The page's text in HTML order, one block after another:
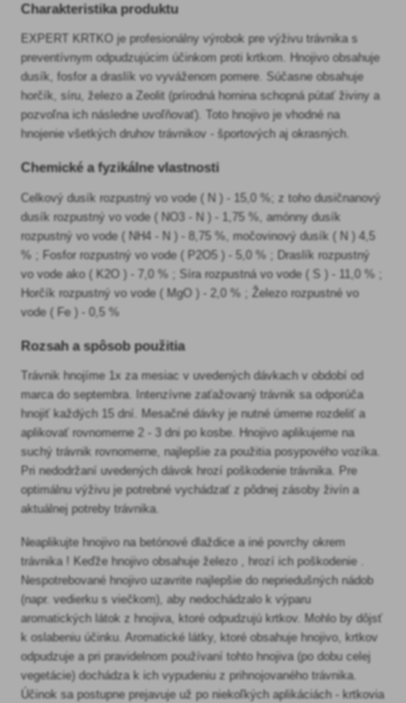
Charakteristika produktu
EXPERT KRTKO je profesionálny výrobok pre výživu trávnika s
preventívnym odpudzujúcim účinkom proti krtkom. Hnojivo obsahuje
dusík, fosfor a draslík vo vyváženom pomere. Súčasne obsahuje
horčík, síru, železo a Zeolit ​​(prírodná hornina schopná pútať živiny a
pozvoľna ich následne uvoľňovať). Toto hnojivo je vhodné na
hnojenie všetkých druhov trávnikov - športových aj okrasných.
Chemické a fyzikálne vlastnosti
Celkový dusík rozpustný vo vode ( N ) - 15,0 %; z toho dusičnanový
dusík rozpustný vo vode ( NO3 - N ) - 1,75 %, amónny dusík
rozpustný vo vode ( NH4 - N ) - 8,75 %, močovinový dusík ( N ) 4,5
% ; Fosfor rozpustný vo vode ( P2O5 ) - 5,0 % ; Draslík rozpustný
vo vode ako ( K2O ) - 7,0 % ; Síra rozpustná vo vode ( S ) - 11,0 % ;
Horčík rozpustný vo vode ( MgO ) - 2,0 % ; Železo rozpustné vo
vode ( Fe ) - 0,5 %
Rozsah a spôsob použitia
Trávnik hnojíme 1x za mesiac v uvedených dávkach v období od
marca do septembra. Intenzívne zaťažovaný trávnik sa odporúča
hnojiť každých 15 dní. Mesačné dávky je nutné úmerne rozdeliť a
aplikovať rovnomerne 2 - 3 dni po kosbe. Hnojivo aplikujeme na
suchý trávnik rovnomerne, najlepšie za použitia posypového vozíka.
Pri nedodržaní uvedených dávok hrozí poškodenie trávnika. Pre
optimálnu výživu je potrebné vychádzať z pôdnej zásoby živín a
aktuálnej potreby trávnika.
Neaplikujte hnojivo na betónové dlaždice a iné povrchy okrem
trávnika ! Keďže hnojivo obsahuje železo , hrozí ich poškodenie .
Nespotrebované hnojivo uzavrite najlepšie do nepriedušných nádob
(napr. vedierku s viečkom), aby nedochádzalo k výparu
aromatických látok z hnojiva, ktoré odpudzujú krtkov. Mohlo by dôjsť
k oslabeniu účinku. Aromatické látky, ktoré obsahuje hnojivo, krtkov
odpudzuje a pri pravidelnom používaní tohto hnojiva (po dobu celej
vegetácie) dochádza k ich vypudeniu z prihnojovaného trávnika.
Účinok sa postupne prejavuje už po niekoľkých aplikáciách - krtkovia